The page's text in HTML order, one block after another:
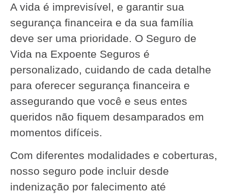
A vida é imprevisível, e garantir sua
segurança financeira e da sua família
deve ser uma prioridade. O Seguro de
Vida na Expoente Seguros é
personalizado, cuidando de cada detalhe
para oferecer segurança financeira e
assegurando que você e seus entes
queridos não fiquem desamparados em
momentos difíceis.
Com diferentes modalidades e coberturas,
nosso seguro pode incluir desde
indenização por falecimento até